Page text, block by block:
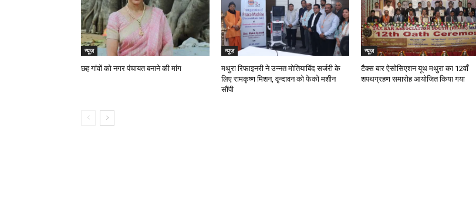
न्यूज़
छह गांवों को नगर पंचायत बनाने की मांग
न्यूज़
मथुरा रिफाइनरी ने उन्नत मोतियाबिंद सर्जरी के
लिए रामकृष्ण मिशन, वृन्दावन को फेको मशीन
सौंपी
न्यूज़
टैक्स बार ऐसोसिएशन यूथ मथुरा का 12वाँ
शपथग्रहण समारोह आयोजित किया गया